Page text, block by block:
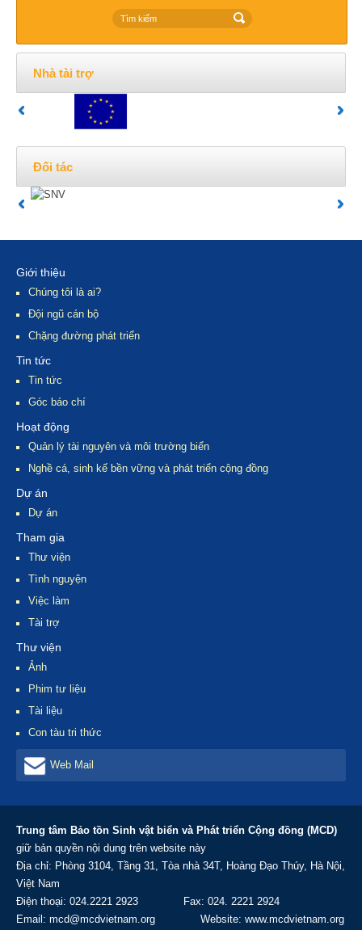
Nhà tài trợ
Đối tác
Giới thiệu
Chúng tôi là ai?
Đội ngũ cán bộ
Chặng đường phát triển
Tin tức
Tin tức
Góc báo chí
Hoạt động
Quản lý tài nguyên và môi trường biển
Nghề cá, sinh kế bền vững và phát triển cộng đồng
Dự án
Dự án
Tham gia
Thư viện
Tình nguyện
Việc làm
Tài trợ
Thư viện
Ảnh
Phim tư liệu
Tài liệu
Con tàu tri thức
Web Mail
Trung tâm Bảo tồn Sinh vật biển và Phát triển Cộng đồng (MCD)
giữ bản quyền nội dung trên website này
Địa chỉ: Phòng 3104, Tầng 31, Tòa nhà 34T, Hoàng Đạo Thúy, Hà Nội,
Việt Nam
Điện thoại: 024.2221 2923 Fax: 024. 2221 2924
Email: mcd@mcdvietnam.org Website: www.mcdvietnam.org